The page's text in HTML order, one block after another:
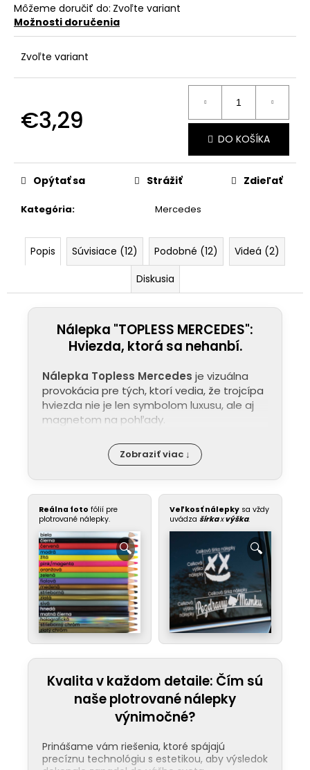
Môžeme doručiť do: Zvoľte variant
Možnosti doručenia
Zvoľte variant
€3,29
DO KOŠÍKA
Kategória: Mercedes
Opýtať sa Strážiť Zdieľať
Popis Súvisiace (12) Podobné (12)
Videá (2)
Diskusia
Nálepka "TOPLESS MERCEDES":
Hviezda, ktorá sa nehanbí.
Nálepka Topless Mercedes je vizuálna
provokácia pre tých, ktorí vedia, že trojcípa
hviezda nie je len symbolom luxusu, ale aj
magnetom na pohľady.
Zobraziť viac ↓
Reálna foto fólií pre
plotrované nálepky.
Veľkosť nálepky sa vždy
uvádza šírkaxvýška.
Kvalita v každom detaile: Čím sú
naše plotrované nálepky
výnimočné?
Prinášame vám riešenia, ktoré spájajú
precíznu technológiu s estetikou, aby výsledok